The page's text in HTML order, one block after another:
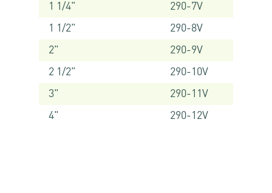
1 1/4"
290-7V
1 1/2"
290-8V
2"
290-9V
2 1/2"
290-10V
3"
290-11V
4"
290-12V